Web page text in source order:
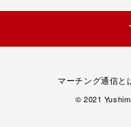
マーチング通信と
© 2021